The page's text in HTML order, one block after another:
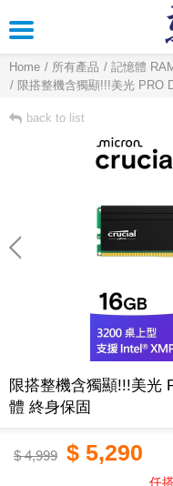
Home 所有產品 記憶體
限搭整機含獨顯!!!美光 PRO
back to list
限搭整機含獨顯!!!美光
體 終身保固
$4,999 $ 5,290
任